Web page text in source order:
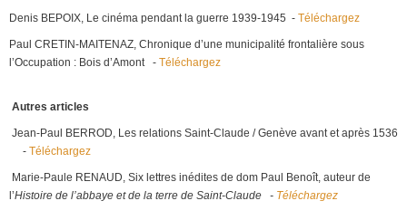
Denis BEPOIX, Le cinéma pendant la guerre 1939-1945 - Téléchargez
Paul CRETIN-MAITENAZ, Chronique d’une municipalité frontalière sous
l’Occupation : Bois d’Amont - Téléchargez
Autres articles
Jean-Paul BERROD, Les relations Saint-Claude / Genève avant et après 1536
- Téléchargez
Marie-Paule RENAUD, Six lettres inédites de dom Paul Benoît, auteur de
l’Histoire de l’abbaye et de la terre de Saint-Claude - Téléchargez